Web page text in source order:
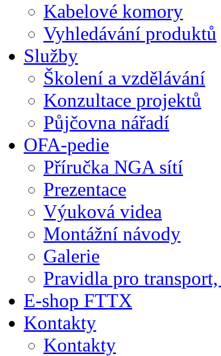
Kabelové komory
Vyhledávání produktů
Služby
Školení a vzdělávání
Konzultace projektů
Půjčovna nářadí
OFA-pedie
Příručka NGA sítí
Prezentace
Výuková videa
Montážní návody
Galerie
Pravidla pro
E-shop FTTX
Kontakty
Kontakty